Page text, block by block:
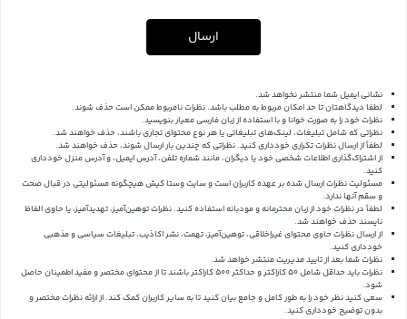
ارسال
نشانی ایمیل شما منتشر نخواهد شد.
لطفا دیدگاهتان تا حد امکان مربوط به مطلب باشد. نظرات نامربوط ممکن است حذف شوند.
نظرات خود را به صورت خوانا و با استفاده از زبان فارسی معیار بنویسید.
نظراتی که شامل تبلیغات، لینک‌های تبلیغاتی یا هر نوع محتوای تجاری باشند، حذف خواهند شد.
لطفاً از ارسال نظرات تکراری خودداری کنید. نظراتی که چندین بار ارسال شوند، حذف خواهند شد.
از اشتراک‌گذاری اطلاعات شخصی خود یا دیگران، مانند شماره تلفن، آدرس ایمیل، و آدرس منزل خودداری
کنید.
مسئولیت نظرات ارسال شده بر عهده کاربران است و سایت وستا کیش هیچگونه مسئولیتی در قبال صحت
و سقم آنها ندارد.
لطفاً در نظرات خود از زبان محترمانه و مودبانه استفاده کنید. نظرات توهین‌آمیز، تهدیدآمیز، یا حاوی الفاظ
ناپسند حذف خواهند شد.
از ارسال نظرات حاوی محتوای غیراخلاقی، توهین‌آمیز، تهمت، نشر اکاذیب، تبلیغات سیاسی و مذهبی
خودداری کنید.
نظرات شما بعد از تایید مدیریت منتشر خواهد شد.
نظرات باید حداقل شامل 50 کاراکتر و حداکثر 500 کاراکتر باشند تا از محتوای مختصر و مفید اطمینان حاصل
شود.
سعی کنید نظر خود را به طور کامل و جامع بیان کنید تا به سایر کاربران کمک کند.از ارائه نظرات مختصر و
بدون توضیح خودداری کنید.